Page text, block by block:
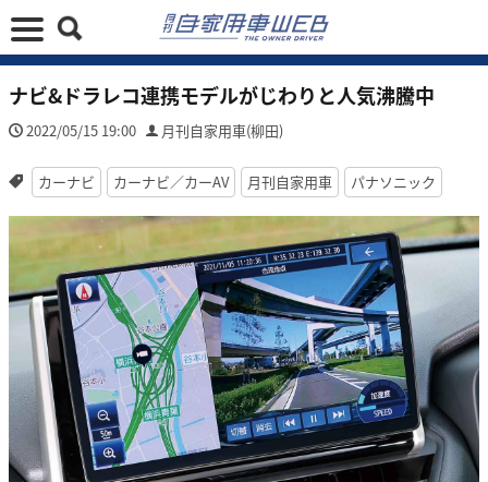
ナビ&ドラレコ連携モデルがじわりと人気沸騰中
2022/05/15 19:00 月刊自家用車(柳田)
カーナビ カーナビ／カーAV 月刊自家用車 パナソニック